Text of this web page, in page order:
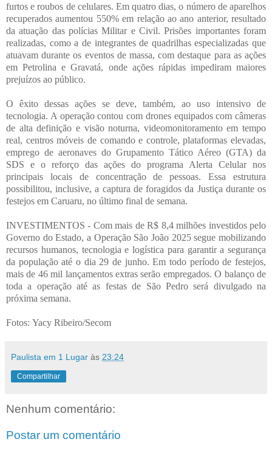
furtos e roubos de celulares. Em quatro dias, o número de aparelhos
recuperados aumentou 550% em relação ao ano anterior, resultado
da atuação das polícias Militar e Civil. Prisões importantes foram
realizadas, como a de integrantes de quadrilhas especializadas que
atuavam durante os eventos de massa, com destaque para as ações
em Petrolina e Gravatá, onde ações rápidas impediram maiores
prejuízos ao público.
O êxito dessas ações se deve, também, ao uso intensivo de
tecnologia. A operação contou com drones equipados com câmeras
de alta definição e visão noturna, videomonitoramento em tempo
real, centros móveis de comando e controle, plataformas elevadas,
emprego de aeronaves do Grupamento Tático Aéreo (GTA) da
SDS e o reforço das ações do programa Alerta Celular nos
principais locais de concentração de pessoas. Essa estrutura
possibilitou, inclusive, a captura de foragidos da Justiça durante os
festejos em Caruaru, no último final de semana.
INVESTIMENTOS - Com mais de R$ 8,4 milhões investidos pelo
Governo do Estado, a Operação São João 2025 segue mobilizando
recursos humanos, tecnologia e logística para garantir a segurança
da população até o dia 29 de junho. Em todo período de festejos,
mais de 46 mil lançamentos extras serão empregados. O balanço de
toda a operação até as festas de São Pedro será divulgado na
próxima semana.
Fotos: Yacy Ribeiro/Secom
Paulista em 1 Lugar às 23:24
Compartilhar
Nenhum comentário:
Postar um comentário